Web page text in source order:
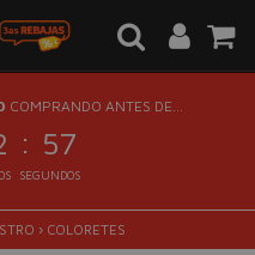
COMPRANDO ANTES DE...
: 56
SEGUNDOS
› COLORETES